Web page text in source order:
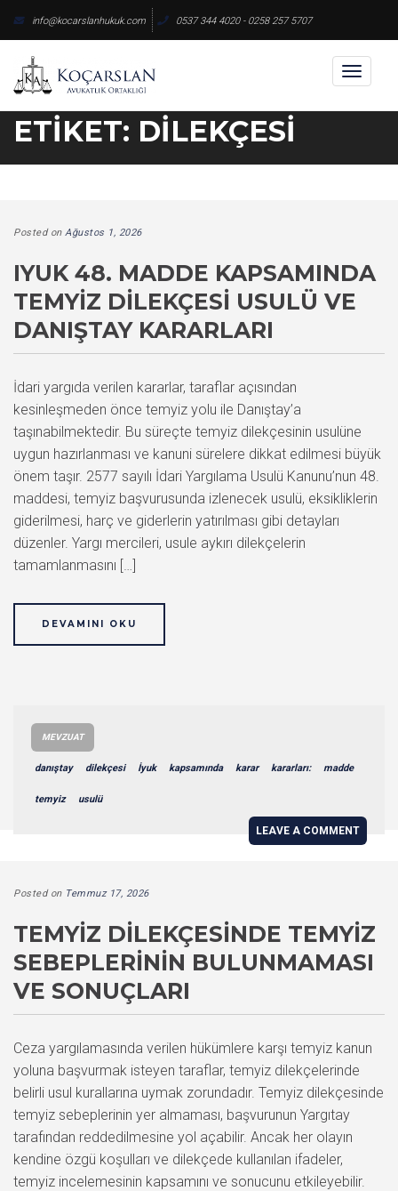
content
info@kocarslanhukuk.com 0537 344 4020 - 0258 257 5707
Toggle
ETIKET: DILEKÇESI
Posted on Ağustos 1, 2026
IYUK 48. MADDE KAPSAMINDA
TEMYIZ DILEKÇESI USULÜ VE
DANIŞTAY KARARLARI
İdari yargıda verilen kararlar, taraflar açısından
kesinleşmeden önce temyiz yolu ile Danıştay’a
taşınabilmektedir. Bu süreçte temyiz dilekçesinin usulüne
uygun hazırlanması ve kanuni sürelere dikkat edilmesi büyük
önem taşır. 2577 sayılı İdari Yargılama Usulü Kanunu’nun 48.
maddesi, temyiz başvurusunda izlenecek usulü, eksikliklerin
giderilmesi, harç ve giderlerin yatırılması gibi detayları
düzenler. Yargı mercileri, usule aykırı dilekçelerin
tamamlanmasını […]
DEVAMINI OKU
MEVZUAT
danıştay dilekçesi İyuk kapsamında karar kararları: madde
temyiz usulü
LEAVE A COMMENT
Posted on Temmuz 17, 2026
TEMYIZ DILEKÇESINDE TEMYIZ
SEBEPLERININ BULUNMAMASI
VE SONUÇLARI
Ceza yargılamasında verilen hükümlere karşı temyiz kanun
yoluna başvurmak isteyen taraflar, temyiz dilekçelerinde
belirli usul kurallarına uymak zorundadır. Temyiz dilekçesinde
temyiz sebeplerinin yer almaması, başvurunun Yargıtay
tarafından reddedilmesine yol açabilir. Ancak her olayın
kendine özgü koşulları ve dilekçede kullanılan ifadeler,
temyiz incelemesinin kapsamını ve sonucunu etkileyebilir.